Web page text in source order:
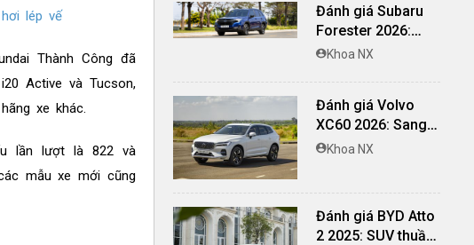
lép vế
Thành Công đã
Active và Tucson,
xe khác.
lần lượt là 822 và
mẫu xe mới cũng
Đánh giá Subaru
Forester 2026:
Mạnh mẽ, êm ái đi
Khoa NX
Đánh giá Volvo
XC60 2026: Sang
trọng tinh giản, an
Khoa NX
Đánh giá BYD Atto
2 2025: SUV thuần